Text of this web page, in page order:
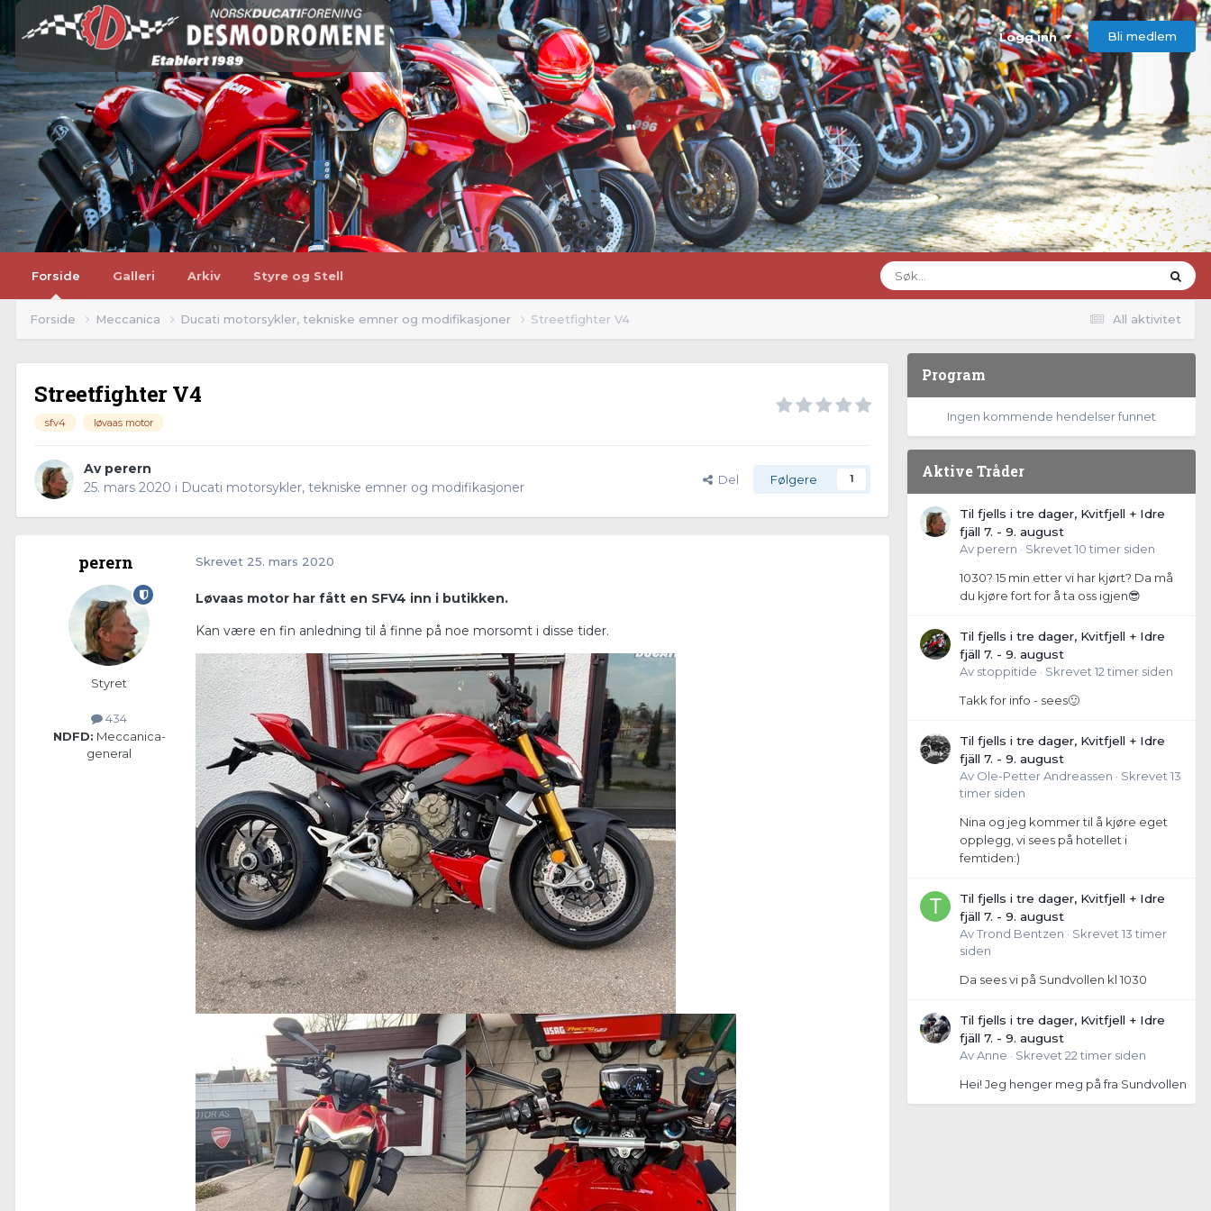
Logg inn Bli medlem
Forside Galleri Arkiv Styre og Stell
All aktivitet
Forside Meccanica Ducati motorsykler, tekniske emner og modifikasjoner Streetfighter V4
Streetfighter V4
sfv4 løvaas motor
Av perern
25. mars 2020 i Ducati motorsykler, tekniske emner og modifikasjoner Del Følgere 1
perern
Styret
434
NDFD: Meccanica-
general
Skrevet 25. mars 2020
Løvaas motor har fått en SFV4 inn i butikken.
Kan være en fin anledning til å finne på noe morsomt i disse tider.
Program
Ingen kommende hendelser funnet
Aktive Tråder
Til fjells i tre dager, Kvitfjell + Idre
fjäll 7. - 9. august
Av perern · Skrevet 10 timer siden
1030? 15 min etter vi har kjørt? Da må
du kjøre fort for å ta oss igjen😎
Til fjells i tre dager, Kvitfjell + Idre
fjäll 7. - 9. august
Av stoppitide · Skrevet 12 timer siden
Takk for info - sees🙂
Til fjells i tre dager, Kvitfjell + Idre
fjäll 7. - 9. august
Av Ole-Petter Andreassen · Skrevet 13
timer siden
Nina og jeg kommer til å kjøre eget
opplegg, vi sees på hotellet i
femtiden:)
Til fjells i tre dager, Kvitfjell + Idre
fjäll 7. - 9. august
AvTrond Bentzen · Skrevet 13 timer
siden
Da sees vi på Sundvollen kl 1030
Til fjells i tre dager, Kvitfjell + Idre
fjäll 7. - 9. august
AvAnne · Skrevet 22 timer siden
Hei! Jeg henger meg på fra Sundvollen